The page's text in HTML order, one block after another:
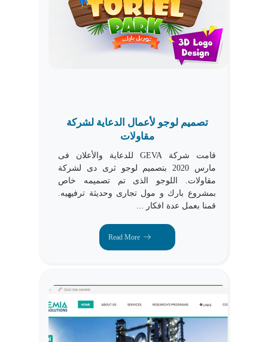
تصميم لوجو لأعمال الدعاية لشركة
مقاولات
قامت شركة GEVA للدعاية والأعلان فى
مارس 2020 بتصميم لوجو ثرى دى لشركة
مقاولات. اللوجو الذى تم تصميمه خاص
بمشروع بارك و مول تجارى وحديثة ترفيهيه.
قمنا بعمل عدة افكار ...
Read More